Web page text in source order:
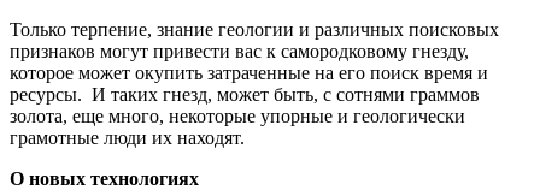
Только терпение, знание геологии и различных поисковых
признаков могут привести вас к самородковому гнезду,
которое может окупить затраченные на его поиск время и
ресурсы. И таких гнезд, может быть, с сотнями граммов
золота, еще много, некоторые упорные и геологически
грамотные люди их находят.
О новых технологиях